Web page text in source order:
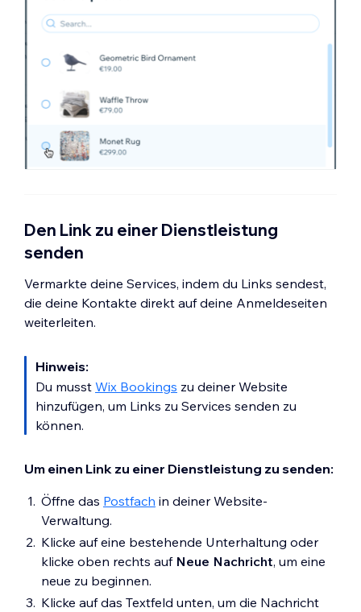
Den Link zu einer Dienstleistung
senden
Vermarkte deine Services, indem du Links sendest,
die deine Kontakte direkt auf deine Anmeldeseiten
weiterleiten.
Hinweis:
Du musst Wix Bookings zu deiner Website
hinzufügen, um Links zu Services senden zu
können.
Um einen Link zu einer Dienstleistung zu senden:
Öffne das Postfach in deiner Website-
Verwaltung.
Klicke auf eine bestehende Unterhaltung oder
klicke oben rechts auf Neue Nachricht, um eine
neue zu beginnen.
Klicke auf das Textfeld unten, um die Nachricht